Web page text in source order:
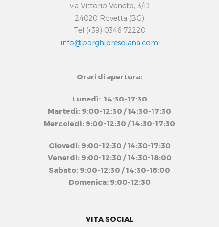
via Vittorio Veneto, 3/D
24020 Rovetta (BG)
Tel (+39) 0346 72220
info@borghipresolana.com
Orari di apertura:
Lunedì: 14:30-17:30
Martedì: 9:00-12:30 / 14:30-17:30
Mercoledì: 9:00-12:30 / 14:30-17:30
Giovedì: 9:00-12:30 / 14:30-17:30
Venerdì: 9:00-12:30 / 14:30-18:00
Sabato: 9:00-12:30 / 14:30-18:00
Domenica: 9:00-12:30
VITA SOCIAL